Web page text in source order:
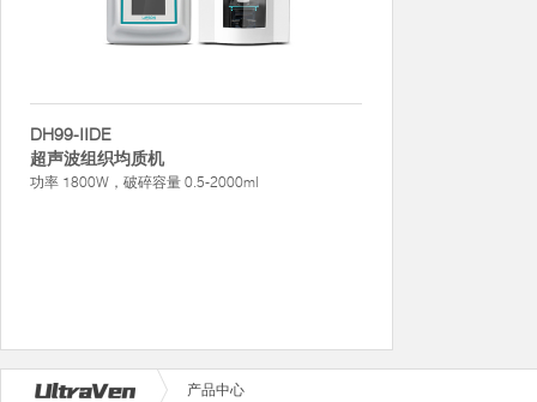
DH99-IIDE
超声波组织均质机
功率 1800W，破碎容量 0.5-2000ml
产品中心